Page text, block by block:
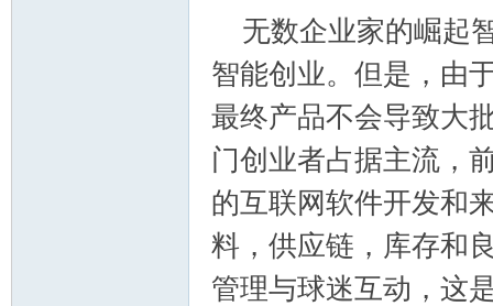
无数企业家的崛起
智能创业。但是，由
最终产品不会导致大
门创业者占据主流，
的互联网软件开发和
料，供应链，库存和
管理与球迷互动，这